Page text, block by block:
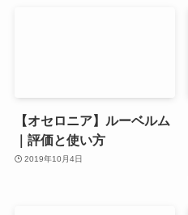
【オセロニア】ルーベルム
｜評価と使い方
2019年10月4日